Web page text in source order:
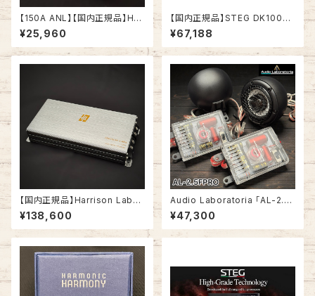
【150A ANL】【国内正規品】Har
monic Harmony ハイエンドA
NLヒューズ
¥25,960
【国内正規品】STEG DK1000.1
サブウーファー用 1chモノラル
パワーアンプ
¥67,188
【国内正規品】Harrison Labs
「VSS-100A FluxCap」 ボルテ
ージレギュレータ ノイズフィルタ
ー クリーン電源 (安定化電源
¥138,600
Audio Laboratoria 「AL-2.5F
PRO」 2.5インチハイエンドワイ
ドレンジ同軸スピーカー
¥47,300